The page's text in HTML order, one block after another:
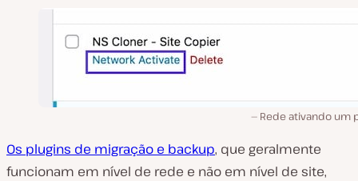
Rede ativando um
Os plugins de migração e backup, que geralmente
funcionam em nível de rede e não em nível de site,